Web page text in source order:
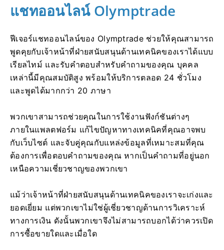
แชทออนไลน์ Olymptrade
ฟีเจอร์แชทออนไลน์ของ Olymptrade ช่วยให้คุณสามารถ
พูดคุยกับเจ้าหน้าที่ฝ่ายสนับสนุนด้านเทคนิคของเราได้แบบ
เรียลไทม์ และรับคำตอบสำหรับคำถามของคุณ บุคคล
เหล่านี้มีคุณสมบัติสูง พร้อมให้บริการตลอด 24 ชั่วโมง
และพูดได้มากกว่า 20 ภาษา
พวกเขาสามารถช่วยคุณในการใช้งานฟังก์ชันต่างๆ
ภายในแพลตฟอร์ม แก้ไขปัญหาทางเทคนิคที่คุณอาจพบ
กับเว็บไซต์ และจับคู่คุณกับแหล่งข้อมูลที่เหมาะสมที่คุณ
ต้องการเพื่อตอบคำถามของคุณ หากเป็นคำถามที่อยู่นอก
เหนือความเชี่ยวชาญของพวกเขา
แม้ว่าเจ้าหน้าที่ฝ่ายสนับสนุนด้านเทคนิคของเราจะเก่งและ
ยอดเยี่ยม แต่พวกเขาไม่ใช่ผู้เชี่ยวชาญด้านการวิเคราะห์
ทางการเงิน ดังนั้นพวกเขาจึงไม่สามารถบอกได้ว่าควรเปิด
การซื้อขายใดและเมื่อใด